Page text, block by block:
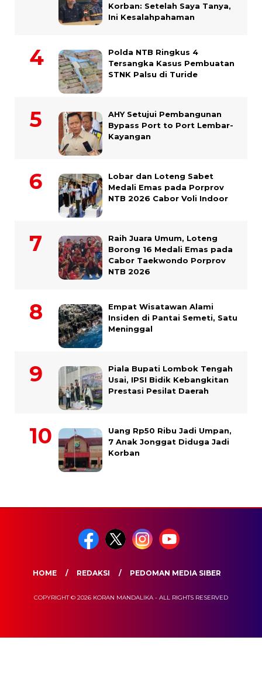
Korban: Setelah Saya Tanya,
Ini Kesalahpahaman
Polda NTB Ringkus 4
Tersangka Kasus Pembuatan
STNK Palsu di Turide
AHY Setujui Pembangunan
Bypass Port to Port Lembar-
Kayangan
Lobar dan Loteng Sabet
Medali Emas pada Porprov
NTB 2026 Cabor Voli Indoor
Raih Juara Umum, Loteng
Borong 16 Medali Emas pada
Cabor Taekwondo Porprov
NTB 2026
Empat Wisatawan Alami
Insiden di Pantai Semeti, Satu
Meninggal
Piala Bupati Lombok Tengah
Usai, IPSI Bidik Kebangkitan
Prestasi Pesilat Daerah
Uang Rp50 Ribu Jadi Umpan,
7 Anak Jonggat Diduga Jadi
Korban
HOME REDAKSI PEDOMAN MEDIA SIBER
COPYRIGHT © 2026 KORAN MANDALIKA - ALL RIGHTS RESERVED